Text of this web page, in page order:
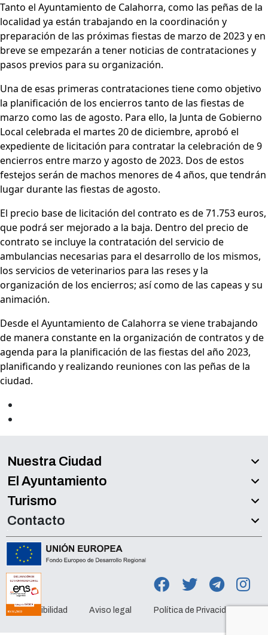
Tanto el Ayuntamiento de Calahorra, como las peñas de la
localidad ya están trabajando en la coordinación y
preparación de las próximas fiestas de marzo de 2023 y en
breve se empezarán a tener noticias de contrataciones y
pasos previos para su organización.
Una de esas primeras contrataciones tiene como objetivo
la planificación de los encierros tanto de las fiestas de
marzo como las de agosto. Para ello, la Junta de Gobierno
Local celebrada el martes 20 de diciembre, aprobó el
expediente de licitación para contratar la celebración de 9
encierros entre marzo y agosto de 2023. Dos de estos
festejos serán de machos menores de 4 años, que tendrán
lugar durante las fiestas de agosto.
El precio base de licitación del contrato es de 71.753 euros,
que podrá ser mejorado a la baja. Dentro del precio de
contrato se incluye la contratación del servicio de
ambulancias necesarias para el desarrollo de los mismos,
los servicios de veterinarios para las reses y la
organización de los encierros; así como de las capeas y su
animación.
Desde el Ayuntamiento de Calahorra se viene trabajando
de manera constante en la organización de contratos y de
agenda para la planificación de las fiestas del año 2023,
planificando y realizando reuniones con las peñas de la
ciudad.
Nuestra Ciudad
El Ayuntamiento
Turismo
Contacto
Accesibilidad Aviso legal Política de Privacidad